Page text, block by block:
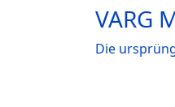
VARG
Die